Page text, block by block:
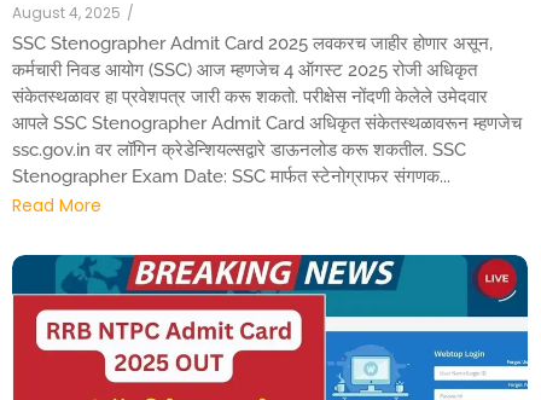
August 4, 2025 /
SSC Stenographer Admit Card 2025 लवकरच जाहीर होणार असून,
कर्मचारी निवड आयोग (SSC) आज म्हणजेच 4 ऑगस्ट 2025 रोजी अधिकृत
संकेतस्थळावर हा प्रवेशपत्र जारी करू शकतो. परीक्षेस नोंदणी केलेले उमेदवार
आपले SSC Stenographer Admit Card अधिकृत संकेतस्थळावरून म्हणजेच
ssc.gov.in वर लॉगिन क्रेडेन्शियल्सद्वारे डाऊनलोड करू शकतील. SSC
Stenographer Exam Date: SSC मार्फत स्टेनोग्राफर संगणक...
Read More